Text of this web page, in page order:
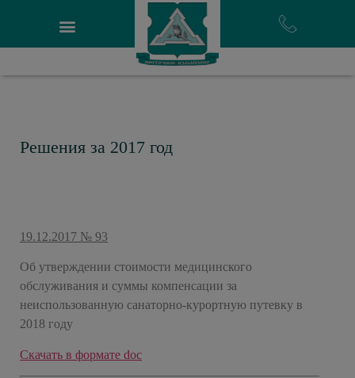
Решения за 2017 год
19.12.2017 № 93
Об утверждении стоимости медицинского
обслуживания и суммы компенсации за
неиспользованную санаторно-курортную путевку в
2018 году
Скачать в формате doc